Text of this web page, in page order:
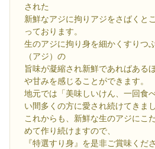
された
新鮮なアジに拘りアジをさばくと
っております。
生のアジに拘り身を細かくすりつ
（アジ）の
旨味が凝縮され新鮮であればある
や甘みを感じることができます。
地元では「美味しいけん、一回食
い間多くの方に愛され続けてきまし
これからも、新鮮な生のアジにこ
めて作り続けますので、
『特選すり身』を是非ご賞味くださ